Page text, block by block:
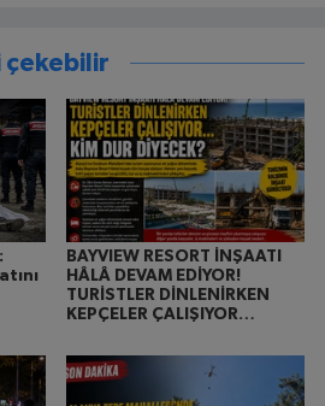
çekebilir
BAYVIEW RESORT İNŞAATI
HÂLÂ DEVAM EDİYOR!
TURİSTLER DİNLENİRKEN
KEPÇELER ÇALIŞIYOR…